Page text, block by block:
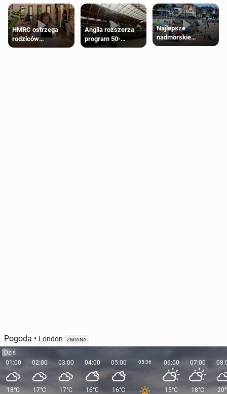
HMRC ostrzega
rodziców
pobierających Child
Anglia rozszerza
program 50-
procentowych
Najlepsze
nadmorskie
miasteczko blisko
Pogoda • London ZMIANA
Dziś
01:00
18°C
02:00
17°C
03:00
17°C
04:00
16°C
05:00
16°C
05:36 06:00
15°C
07:00
18°C